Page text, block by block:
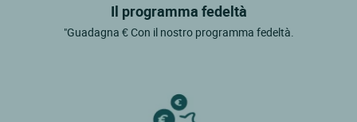
Il programma fedeltà
"Guadagna € Con il nostro programma fedeltà.